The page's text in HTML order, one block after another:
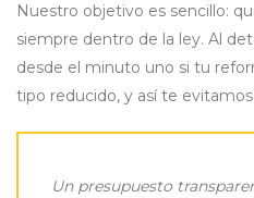
Nuestro objetivo es sencillo:
siempre dentro de la ley. Al
desde el minuto uno si tu
tipo reducido, y así te
Un presupuesto